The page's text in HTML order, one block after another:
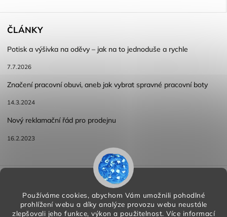
Používáme cookies, abychom Vám umožnili pohodlné
prohlížení webu a díky analýze provozu webu neustále
zlepšovali jeho funkce, výkon a použitelnost. Více informací
ČLÁNKY
Potisk a výšivka na oděvy – jak na to jednoduše a rychle
7.7.2026
Značení pracovní obuvi, aneb jak vybrat spravné pracovní boty
14.3.2024
Nový reklamační řád pro prodejnu
16.2.2023
Reklamace a vracení zboží
Podmínky ochrany osobních údajů